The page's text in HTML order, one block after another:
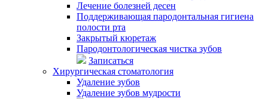
Лечение болезней десен
Поддерживающая пародонтальная гигиена
полости рта
Закрытый кюретаж
Пародонтологическая чистка зубов
Записаться
Хирургическая стоматология
Удаление зубов
Удаление зубов мудрости